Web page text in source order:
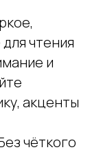
чтения
и
акценты
чёткого